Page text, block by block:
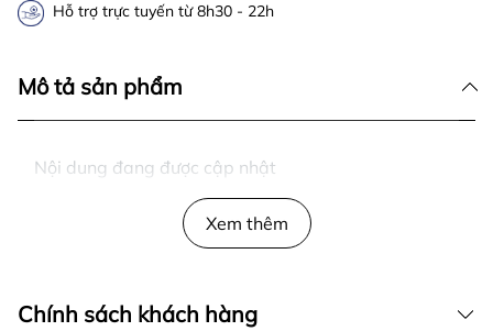
Hỗ trợ trực tuyến từ 8h30 - 22h
Mô tả sản phẩm
Nội dung đang được cập nhật
Xem thêm
Chính sách khách hàng